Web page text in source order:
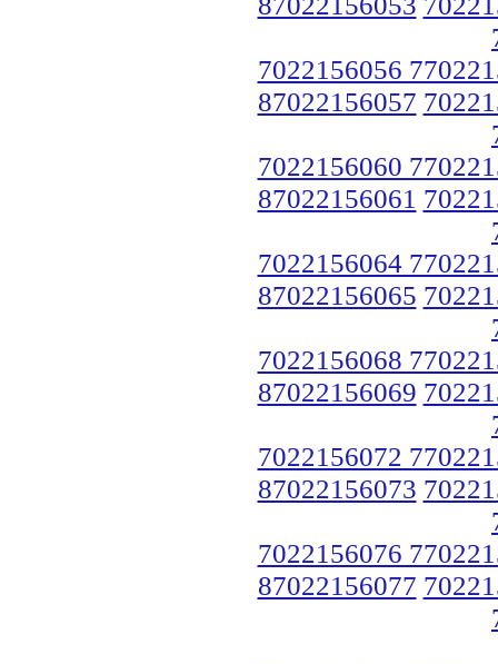
7022156056
87022156057
7022156060
87022156061
7022156064
87022156065
7022156068
87022156069
7022156072
87022156073
7022156076
87022156077